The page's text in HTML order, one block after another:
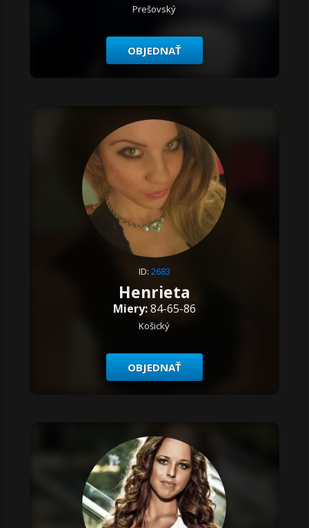
Prešovský
OBJEDNAŤ
ID: 2683
Henrieta
Miery:84-65-86
Košický
OBJEDNAŤ